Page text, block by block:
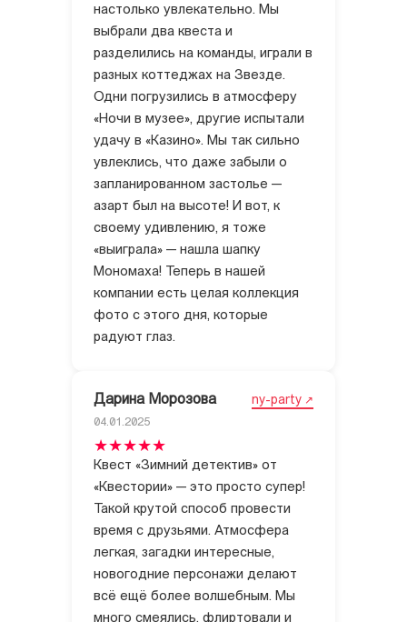
настолько увлекательно. Мы
выбрали два квеста и
разделились на команды, играли в
разных коттеджах на Звезде.
Одни погрузились в атмосферу
«Ночи в музее», другие испытали
удачу в «Казино». Мы так сильно
увлеклись, что даже забыли о
запланированном застолье —
азарт был на высоте! И вот, к
своему удивлению, я тоже
«выиграла» — нашла шапку
Мономаха! Теперь в нашей
компании есть целая коллекция
фото с этого дня, которые
радуют глаз.
Дарина Морозова ny-party
04.01.2025
Квест «Зимний детектив» от
«Квестории» — это просто супер!
Такой крутой способ провести
время с друзьями. Атмосфера
легкая, загадки интересные,
новогодние персонажи делают
всё ещё более волшебным. Мы
много смеялись, флиртовали и